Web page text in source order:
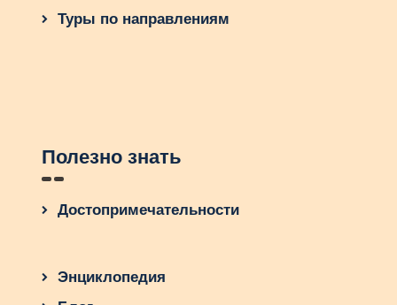
Туры по направлениям
Полезно знать
Достопримечательности
Энциклопедия